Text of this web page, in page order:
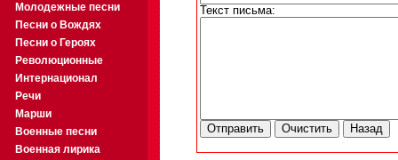
Молодежные песни
Песни о Вождях
Песни о Героях
Революционные
Интернационал
Речи
Марши
Военные песни
Военная лирика
Текст письма: